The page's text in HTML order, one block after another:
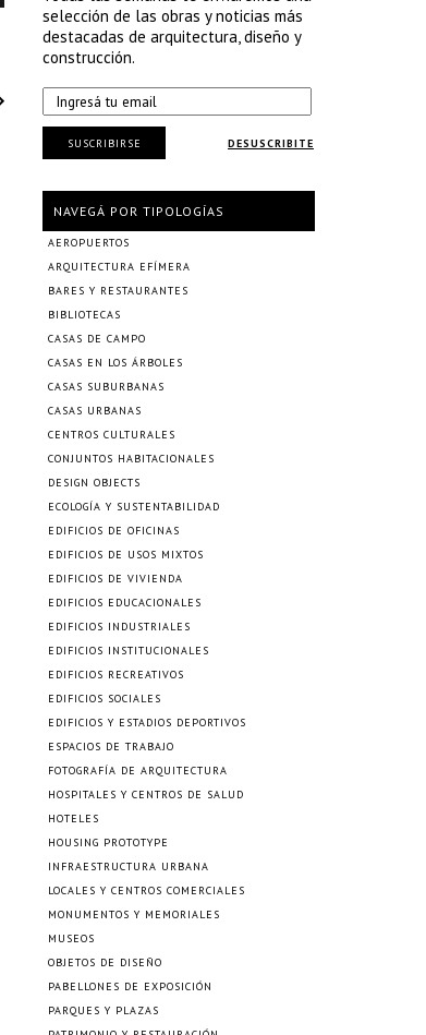
selección de las obras y noticias más
destacadas de arquitectura, diseño y
construcción.
DESUSCRIBITE
SUSCRIBIRSE
NAVEGÁ POR TIPOLOGÍAS
AEROPUERTOS
ARQUITECTURA EFÍMERA
BARES Y RESTAURANTES
BIBLIOTECAS
CASAS DE CAMPO
CASAS EN LOS ÁRBOLES
CASAS SUBURBANAS
CASAS URBANAS
CENTROS CULTURALES
CONJUNTOS HABITACIONALES
DESIGN OBJECTS
ECOLOGÍA Y SUSTENTABILIDAD
EDIFICIOS DE OFICINAS
EDIFICIOS DE USOS MIXTOS
EDIFICIOS DE VIVIENDA
EDIFICIOS EDUCACIONALES
EDIFICIOS INDUSTRIALES
EDIFICIOS INSTITUCIONALES
EDIFICIOS RECREATIVOS
EDIFICIOS SOCIALES
EDIFICIOS Y ESTADIOS DEPORTIVOS
ESPACIOS DE TRABAJO
FOTOGRAFÍA DE ARQUITECTURA
HOSPITALES Y CENTROS DE SALUD
HOTELES
HOUSING PROTOTYPE
INFRAESTRUCTURA URBANA
LOCALES Y CENTROS COMERCIALES
MONUMENTOS Y MEMORIALES
MUSEOS
OBJETOS DE DISEÑO
PABELLONES DE EXPOSICIÓN
PARQUES Y PLAZAS